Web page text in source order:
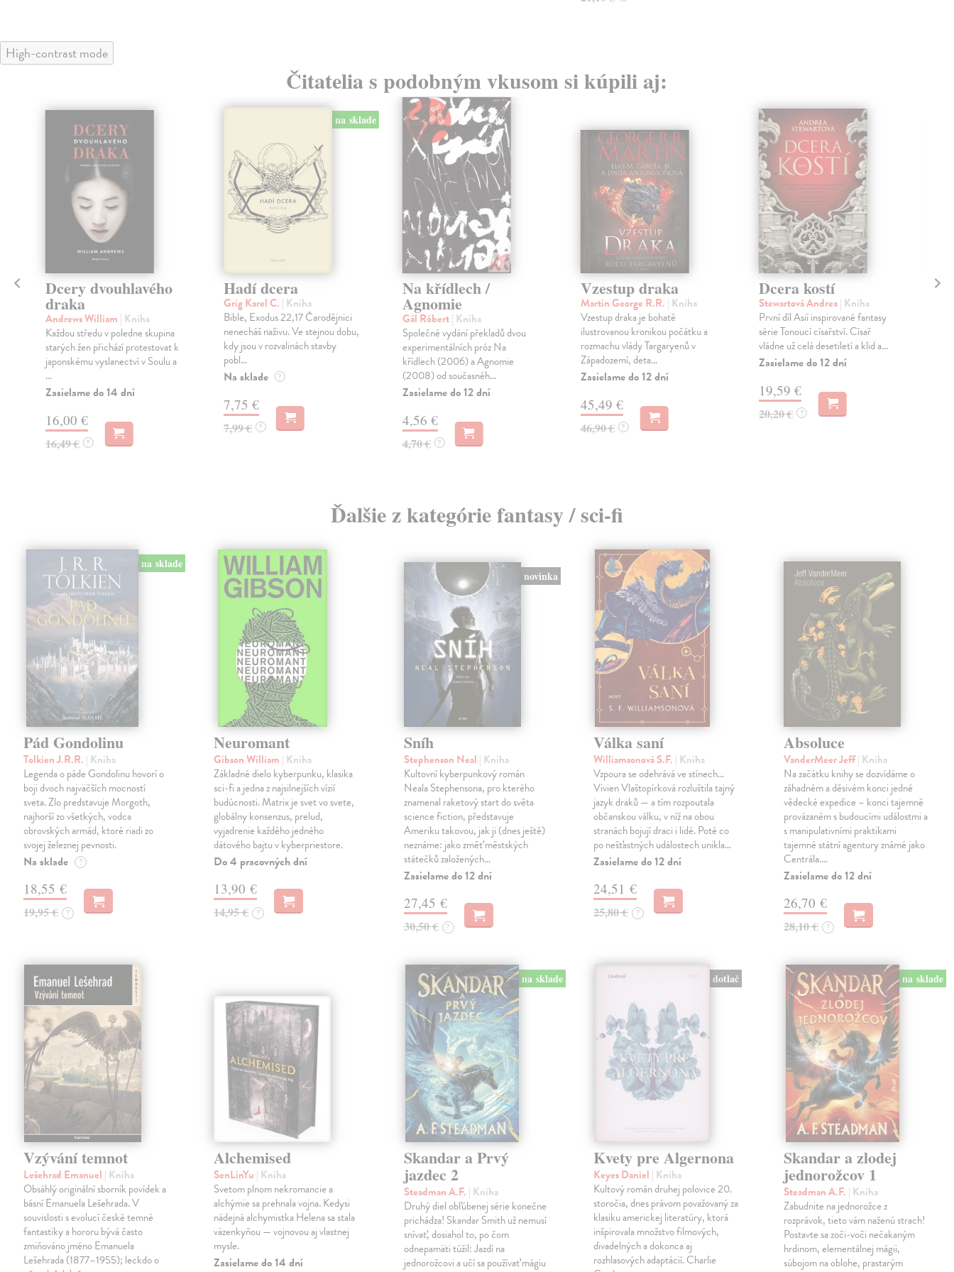
High-contrast mode
Čitatelia s podobným vkusom si kúpili aj:
Dcery dvouhlavého
draka
Andrews William | Kniha
Každou středu v poledne skupina
starých žen přichází protestovat k
japonskému vyslanectví v Soulu a
...
Zasielame do 14 dní
16,00 €
16,49 € ?
na sklade
Hadí dcera
Grig Karel C. | Kniha
Bible, Exodus 22,17 Čarodějnici
nenecháš naživu. Ve stejnou dobu,
kdy jsou v rozvalinách stavby
pobl...
Na sklade ?
7,75 €
7,99 € ?
Na křídlech /
Agnomie
Gál Róbert| Kniha
Společné vydání překladů dvou
experimentálních próz Na
křídlech (2006) a Agnomie
(2008) od současnéh...
Zasielame do 12 dní
4,56 €
4,70 € ?
Vzestup draka
Martin George R.R. | Kniha
Vzestup draka je bohatě
ilustrovanou kronikou počátku a
rozmachu vlády Targaryenů v
Západozemí, deta...
Zasielame do 12 dní
45,49 €
46,90 € ?
Dcera kostí
Stewartová Andrea| Kniha
První díl Asií inspirované fantasy
série Tonoucí císařství. Císař
vládne už celá desetiletí a klid a...
Zasielame do 12 dní
19,59 €
20,20 € ?
Ďalšie z kategórie fantasy / sci-fi
na sklade
Pád Gondolinu
Tolkien J.R.R. | Kniha
Legenda o páde Gondolinu hovorí o
boji dvoch najväčších mocností
sveta. Zlo predstavuje Morgoth,
najhorší zo všetkých, vodca
obrovských armád, ktoré riadi zo
svojej železnej pevnosti.
Na sklade ?
18,55 €
19,95 € ?
Neuromant
Gibson William | Kniha
Základné dielo kyberpunku, klasika
sci-fi a jedna z najsilnejších vízií
budúcnosti. Matrix je svet vo svete,
globálny konsenzus, prelud,
vyjadrenie každého jedného
dátového bajtu v kyberpriestore.
Do 4 pracovných dní
13,90 €
14,95 € ?
novinka
Sníh
Stephenson Neal | Kniha
Kultovní kyberpunkový román
Neala Stephensona, pro kterého
znamenal raketový start do světa
science fiction, představuje
Ameriku takovou, jak ji (dnes ještě)
neznáme: jako změť městských
státečků založených…
Zasielame do 12 dní
27,45 €
30,50 € ?
Válka saní
Williamsonová S.F. | Kniha
Vzpoura se odehrává ve stínech…
Vivien Vlaštopírková rozluštila tajný
jazyk draků — a tím rozpoutala
občanskou válku, v níž na obou
stranách bojují draci i lidé. Poté co
po nešťastných událostech unikla…
Zasielame do 12 dní
24,51 €
25,80 € ?
Absoluce
VanderMeer Jeff| Kniha
Na začátku knihy se dozvídáme o
záhadném a děsivém konci jedné
vědecké expedice – konci tajemně
provázaném s budoucími událostmi a
s manipulativními praktikami
tajemné státní agentury známé jako
Centrála.…
Zasielame do 12 dní
26,70 €
28,10 € ?
Vzývání temnot
Lešehrad Emanuel | Kniha
Obsáhlý originální sborník povídek a
básní Emanuela Lešehrada. V
souvislosti s evolucí české temné
fantastiky a hororu bývá často
zmiňováno jméno Emanuela
Lešehrada (1877–1955); leckdo o
Alchemised
SenLinYu | Kniha
Svetom plnom nekromancie a
alchýmie sa prehnala vojna. Kedysi
nádejná alchymistka Helena sa stala
väzenkyňou — vojnovou aj vlastnej
mysle.
Zasielame do 14 dní
na sklade
Skandar a Prvý
jazdec 2
Steadman A.F. | Kniha
Druhý diel obľúbenej série konečne
prichádza! Skandar Smith už nemusí
snívať, dosiahol to, po čom
odnepamäti túžil: Jazdí na
jednorožcovi a učí sa používať mágiu
dotlač
Kvety pre Algernona
Keyes Daniel | Kniha
Kultový román druhej polovice 20.
storočia, dnes právom považovaný za
klasiku americkej literatúry, ktorá
inšpirovala množstvo filmových,
divadelných a dokonca aj
rozhlasových adaptácií. Charlie
na sklade
Skandar a zlodej
jednorožcov 1
Steadman A.F. | Kniha
Zabudnite na jednorožce z
rozprávok, tieto vám naženú strach!
Postavte sa zoči-voči nečakaným
hrdinom, elementálnej mágii,
súbojom na oblohe, prastarým